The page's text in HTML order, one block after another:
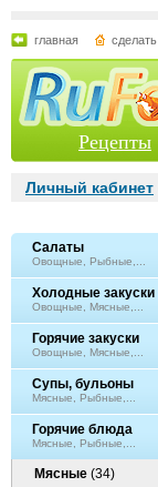
главная
Рецепты
Личный кабинет
Салаты
Овощные, Рыбные,...
Холодные закуски
Овощные, Мясные,...
Горячие закуски
Овощные, Мясные,...
Супы, бульоны
Мясные, Рыбные,...
Горячие блюда
Мясные, Рыбные,...
Мясные (34)